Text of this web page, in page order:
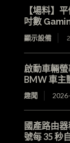
【場料】
吋數
顯示設備
啟動車輛
BMW 車主
趣聞
國產路由
號每 35 秒